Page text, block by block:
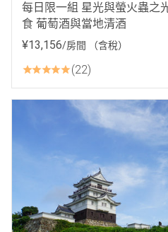
每日限一組 星光與螢火蟲之
食 葡萄酒與當地清酒
¥13,156/房間 （含稅）
22